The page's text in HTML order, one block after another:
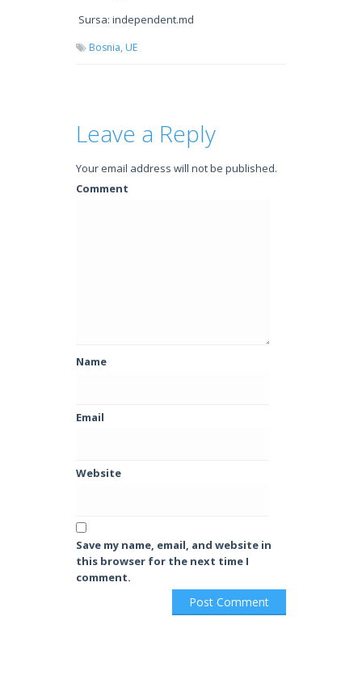
Sursa: independent.md
Bosnia, UE
Leave a Reply
Your email address will not be published.
Comment
Name
Email
Website
Save my name, email, and website in
this browser for the next time I
comment.